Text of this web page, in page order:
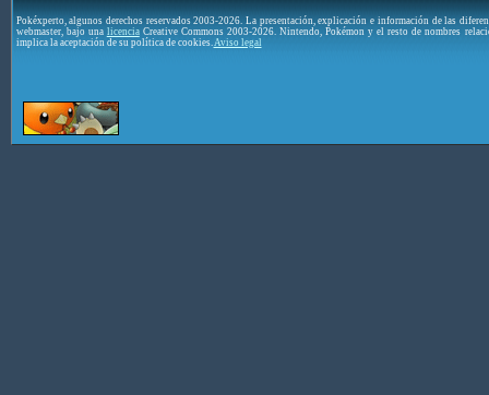
Pokéxperto, algunos derechos reservados 2003-2026. La presentación, explicación e información de las
webmaster, bajo una licenciaCreative Commons 2003-2026. Nintendo, Pokémon y el resto de nombres
implica la aceptación de su política de cookies. Aviso legal